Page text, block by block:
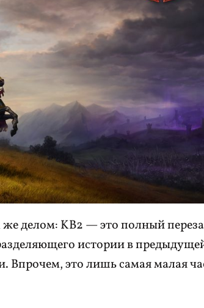
делом: KB2 — это полный
истории в
Впрочем, это лишь самая малая